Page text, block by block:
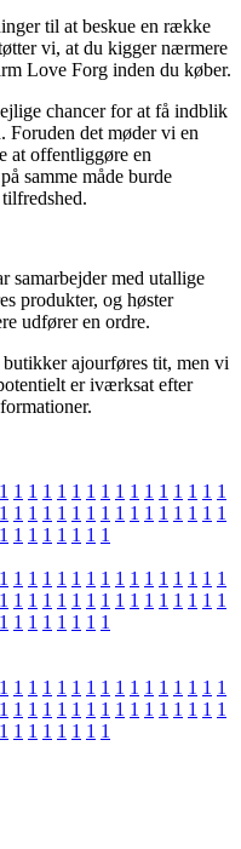
til at beskue en række
vi, at du kigger nærmere
Love Forg inden du køber.
chancer for at få indblik
Foruden det møder vi en
at offentliggøre en
samme måde burde
samarbejder med utallige
produkter, og høster
udfører en ordre.
ajourføres tit, men vi
er iværksat efter
1 1 1 1 1 1 1 1 1 1 1 1 1 1 1 1
1 1 1 1 1 1 1 1 1 1 1 1 1 1 1 1
1 1 1 1 1 1 1 1
1 1 1 1 1 1 1 1 1 1 1 1 1 1 1 1
1 1 1 1 1 1 1 1 1 1 1 1 1 1 1 1
1 1 1 1 1 1 1 1
1 1 1 1 1 1 1 1 1 1 1 1 1 1 1 1
1 1 1 1 1 1 1 1 1 1 1 1 1 1 1 1
1 1 1 1 1 1 1 1